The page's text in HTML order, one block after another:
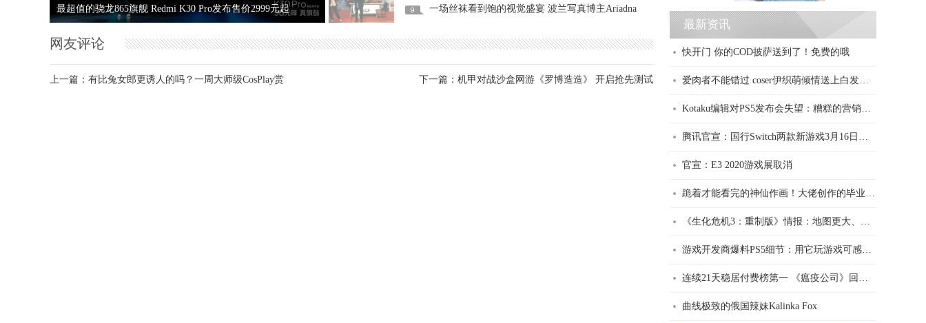
最超值的骁龙865旗舰 Redmi K30 Pro发布售价2999元起
彰武县政府联合沈阳国美积极推动复产复工 助农活动月正式启
幕
一场丝袜看到饱的视觉盛宴 波兰写真博主Ariadna
网友评论
下一篇： 机甲对战沙盒网游《罗博造造》 开启抢先测试
上一篇： 有比兔女郎更诱人的吗？一周大师级CosPlay赏
最新资讯
快开门 你的COD披萨送到了！免费的哦
爱肉者不能错过 coser伊织萌倾情送上白发精灵娘
Kotaku编辑对PS5发布会失望：糟糕的营销策略
腾讯官宣：国行Switch两款新游戏3月16日发售
官宣：E3 2020游戏展取消
跪着才能看完的神仙作画！大佬创作的毕业季黑板报
《生化危机3：重制版》情报：地图更大、支持快速旅行、可操控卡洛斯
游戏开发商爆料PS5细节：用它玩游戏可感受到照片般真实画面
连续21天稳居付费榜第一 《瘟疫公司》回应苹果中国下架
曲线极致的俄国辣妹Kalinka Fox